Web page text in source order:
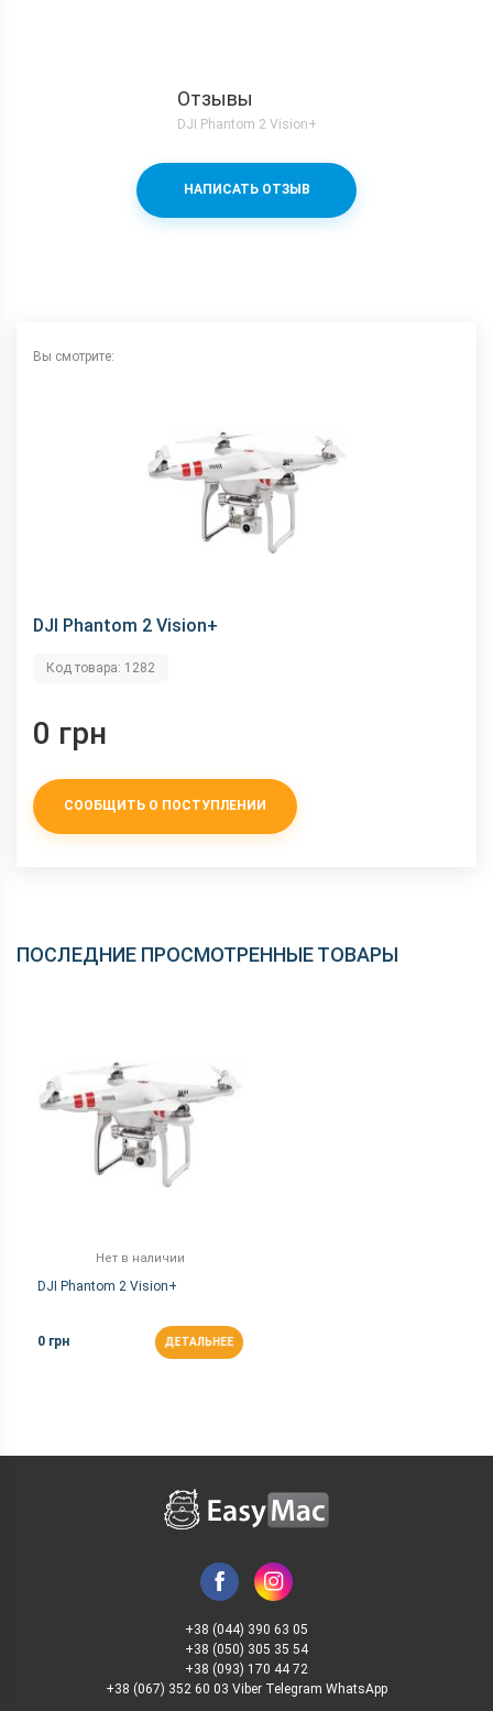
Отзывы
DJI Phantom 2 Vision+
НАПИСАТЬ ОТЗЫВ
Вы смотрите:
DJI Phantom 2 Vision+
Код товара: 1282
0 грн
СООБЩИТЬ О ПОСТУПЛЕНИИ
ПОСЛЕДНИЕ ПРОСМОТРЕННЫЕ ТОВАРЫ
Нет в наличии
DJI Phantom 2 Vision+
0 грн ДЕТАЛЬНЕЕ
+38 (044) 390 63 05
+38 (050) 305 35 54
+38 (093) 170 44 72
+38 (067) 352 60 03 Viber Telegram WhatsApp